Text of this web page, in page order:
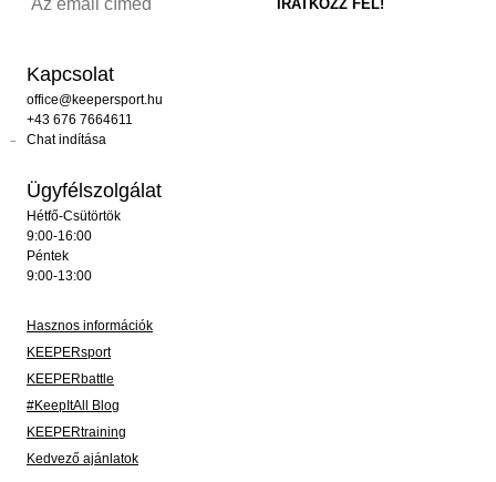
Kapcsolat
office@keepersport.hu
+43 676 7664611
Chat indítása
Ügyfélszolgálat
Hétfő-Csütörtök
9:00-16:00
Péntek
9:00-13:00
Hasznos információk
KEEPERsport
KEEPERbattle
#KeepItAll Blog
KEEPERtraining
Kedvező ajánlatok